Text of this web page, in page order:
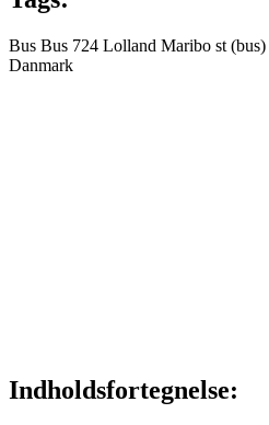
Bus Bus 724 Lolland Maribo st (bus)
Danmark
Indholdsfortegnelse: